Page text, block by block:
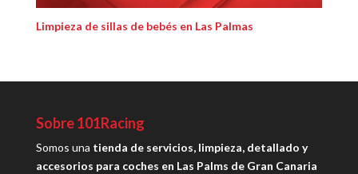
Limpieza de sillas de bebés en Las Palmas
Sobre 101Racing
Somos una tienda de servicios, limpieza, detallado y
accesorios para coches en Las Palms de Gran Canaria